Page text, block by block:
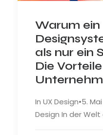
Warum ein
als nur ein
Die
In UX Design•5.
Design In der